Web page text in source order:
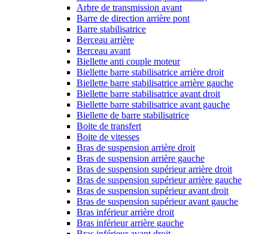
Arbre de transmission avant
Barre de direction arrière pont
Barre stabilisatrice
Berceau arrière
Berceau avant
Biellette anti couple moteur
Biellette barre stabilisatrice arrière droit
Biellette barre stabilisatrice arrière gauche
Biellette barre stabilisatrice avant droit
Biellette barre stabilisatrice avant gauche
Biellette de barre stabilisatrice
Boite de transfert
Boite de vitesses
Bras de suspension arrière droit
Bras de suspension arrière gauche
Bras de suspension supérieur arrière droit
Bras de suspension supérieur arrière gauche
Bras de suspension supérieur avant droit
Bras de suspension supérieur avant gauche
Bras inférieur arrière droit
Bras inférieur arrière gauche